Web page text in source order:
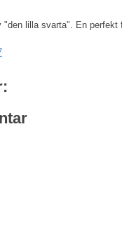
"den lilla svarta". En